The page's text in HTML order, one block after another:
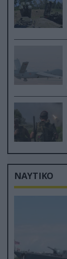
ΝΑΥΤΙΚΟ